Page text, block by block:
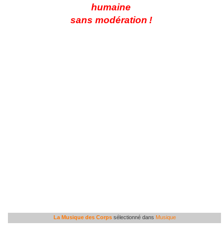
humaine
sans modération !
La Musique des Corpssélectionné dans Musique